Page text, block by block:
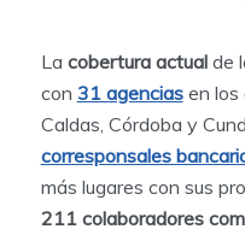
La cobertura actualde
con 31 agenciasen los
Caldas, Córdoba y
corresponsales
más lugares con sus
211 colaboradores